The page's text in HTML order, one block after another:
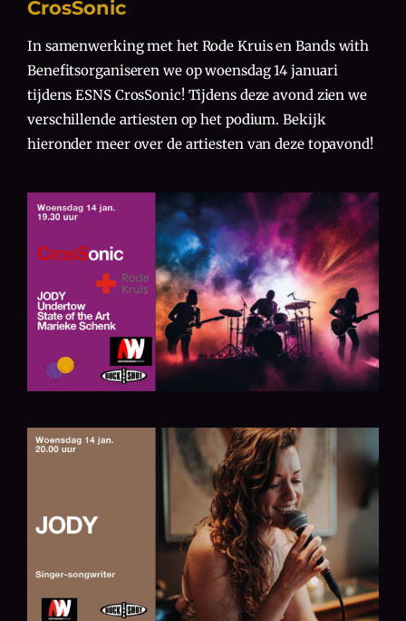
CrosSonic
In samenwerking met het Rode Kruis en Bands with
Benefitsorganiseren we op woensdag 14 januari
tijdens ESNS CrosSonic! Tijdens deze avond zien we
verschillende artiesten op het podium. Bekijk
hieronder meer over de artiesten van deze topavond!